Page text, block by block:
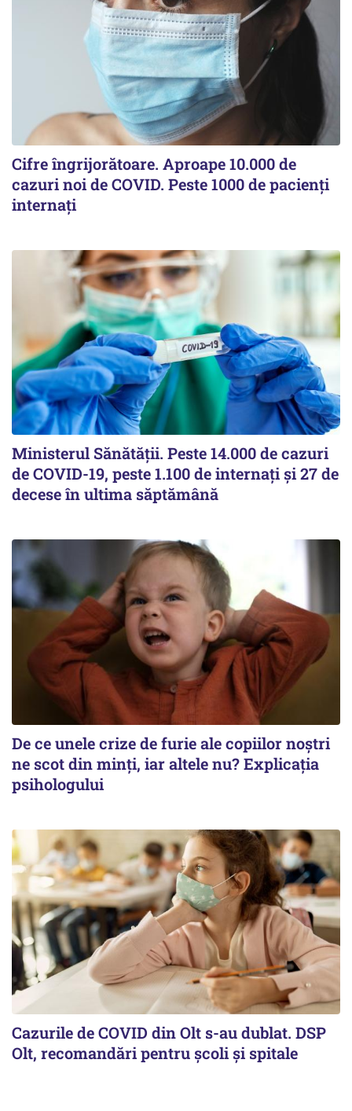
Cifre îngrijorătoare. Aproape 10.000 de
cazuri noi de COVID. Peste 1000 de pacienți
internați
Ministerul Sănătății. Peste 14.000 de cazuri
de COVID-19, peste 1.100 de internați și 27 de
decese în ultima săptămână
De ce unele crize de furie ale copiilor noștri
ne scot din minți, iar altele nu? Explicația
psihologului
Cazurile de COVID din Olt s-au dublat. DSP
Olt, recomandări pentru școli și spitale